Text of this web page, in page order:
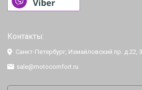
Контакты:
Санкт-Петербург, Измайловский пр. д.22,
sale@motocomfort.ru